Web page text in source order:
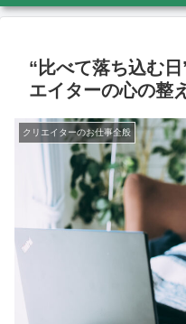
“比べて落ち込む
エイターの心の整
クリエイターのお仕事全般